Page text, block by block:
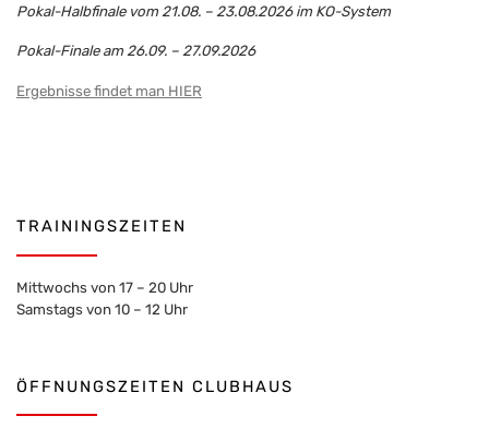
Pokal-Halbfinale vom 21.08. – 23.08.2026 im KO-System
Pokal-Finale am 26.09. – 27.09.2026
Ergebnisse findet man HIER
TRAININGSZEITEN
Mittwochs von 17 – 20 Uhr
Samstags von 10 – 12 Uhr
ÖFFNUNGSZEITEN CLUBHAUS